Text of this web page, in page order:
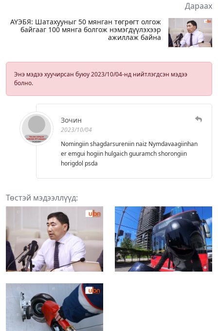
Дараах
АҮЭБЯ: Шатахууныг 50 мянган төгрөгт олгож
байгааг 100 мянга болгож нэмэгдүүлэхээр
ажиллаж байна
Энэ мэдээ хуучирсан буюу 2023/10/04-нд нийтлэгдсэн мэдээ
болно.
Зочин
2023/10/04
Nomingiin shagdarsureniin naiz Nymdavaagiinhan
er emgui hogiin hulgaich guuramch shorongiin
horigdol psda
Төстэй мэдээллүүд: